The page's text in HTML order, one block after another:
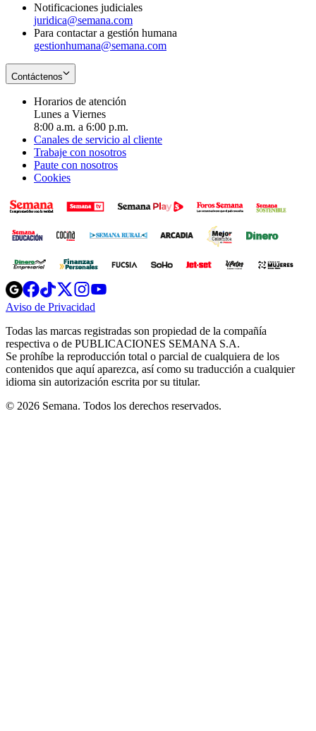
Notificaciones judiciales
juridica@semana.com
Para contactar a gestión humana
gestionhumana@semana.com
Contáctenos
Horarios de atención
Lunes a Viernes
8:00 a.m. a 6:00 p.m.
Canales de servicio al cliente
Trabaje con nosotros
Paute con nosotros
Cookies
Opens
in
new
Opens
in
new
Opens
in
new
window
Opens
new
windowwindow
Aviso de Privacidad
new
window
Todas las marcas registradas son propiedad de la compañía
respectiva o de PUBLICACIONES SEMANA S.A.
Se prohíbe la reproducción total o parcial de cualquiera de los
contenidos que aquí aparezca, así como su traducción a cualquier
idioma sin autorización escrita por su titular.
© 2026 Semana. Todos los derechos reservados.